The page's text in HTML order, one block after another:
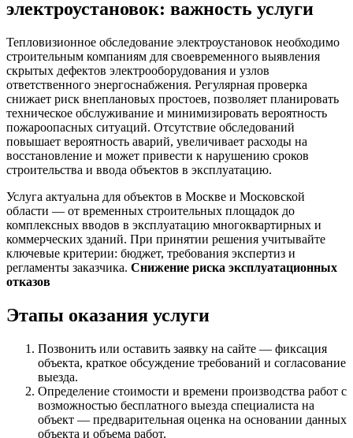
электроустановок: важность услуги
Тепловизионное обследование электроустановок необходимо
строительным компаниям для своевременного выявления
скрытых дефектов электрооборудования и узлов
ответственного энергоснабжения. Регулярная проверка
снижает риск внеплановых простоев, позволяет планировать
техническое обслуживание и минимизировать вероятность
пожароопасных ситуаций. Отсутствие обследований
повышает вероятность аварий, увеличивает расходы на
восстановление и может привести к нарушению сроков
строительства и ввода объектов в эксплуатацию.
Услуга актуальна для объектов в Москве и Московской
области — от временных строительных площадок до
комплексных вводов в эксплуатацию многоквартирных и
коммерческих зданий. При принятии решения учитывайте
ключевые критерии: бюджет, требования экспертиз и
регламенты заказчика. Снижение риска эксплуатационных
отказов
Этапы оказания услуги
Позвонить или оставить заявку на сайте — фиксация
объекта, краткое обсуждение требований и согласование
выезда.
Определение стоимости и времени производства работ с
возможностью бесплатного выезда специалиста на
объект — предварительная оценка на основании данных
объекта и объема работ.